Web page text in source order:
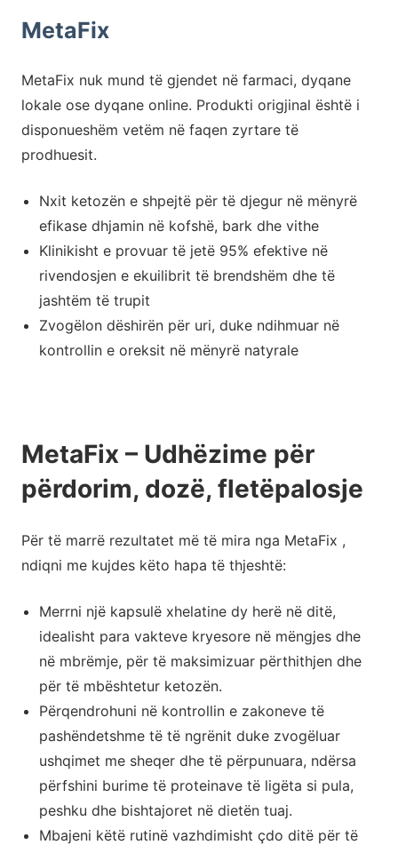
MetaFix
MetaFix nuk mund të gjendet në farmaci, dyqane
lokale ose dyqane online. Produkti origjinal është i
disponueshëm vetëm në faqen zyrtare të
prodhuesit.
Nxit ketozën e shpejtë për të djegur në mënyrë
efikase dhjamin në kofshë, bark dhe vithe
Klinikisht e provuar të jetë 95% efektive në
rivendosjen e ekuilibrit të brendshëm dhe të
jashtëm të trupit
Zvogëlon dëshirën për uri, duke ndihmuar në
kontrollin e oreksit në mënyrë natyrale
MetaFix – ​​Udhëzime për
përdorim, dozë, fletëpalosje
Për të marrë rezultatet më të mira nga MetaFix ,
ndiqni me kujdes këto hapa të thjeshtë:
Merrni një kapsulë xhelatine dy herë në ditë,
idealisht para vakteve kryesore në mëngjes dhe
në mbrëmje, për të maksimizuar përthithjen dhe
për të mbështetur ketozën.
Përqendrohuni në kontrollin e zakoneve të
pashëndetshme të të ngrënit duke zvogëluar
ushqimet me sheqer dhe të përpunuara, ndërsa
përfshini burime të proteinave të ligëta si pula,
peshku dhe bishtajoret në dietën tuaj.
Mbajeni këtë rutinë vazhdimisht çdo ditë për të